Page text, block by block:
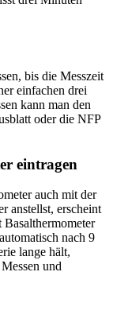
bis die Messzeit
einfachen drei
kann man den
oder die NFP
eintragen
auch mit der
anstellst, erscheint
Basalthermometer
nach 9
lange hält,
und